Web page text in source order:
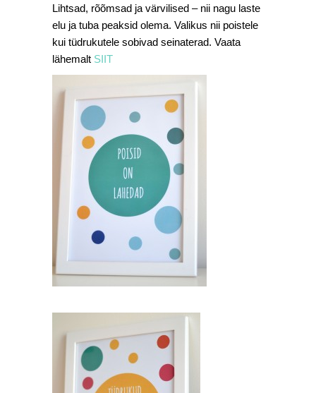
Lihtsad, rõõmsad ja värvilised – nii nagu laste
elu ja tuba peaksid olema. Valikus nii poistele
kui tüdrukutele sobivad seinaterad. Vaata
lähemalt SIIT